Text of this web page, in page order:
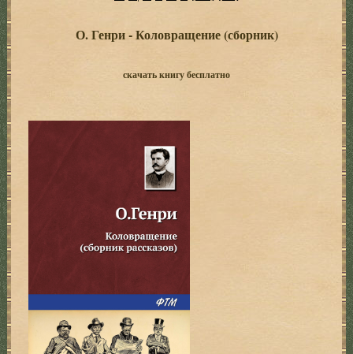
О. Генри - Коловращение (сборник)
скачать книгу бесплатно